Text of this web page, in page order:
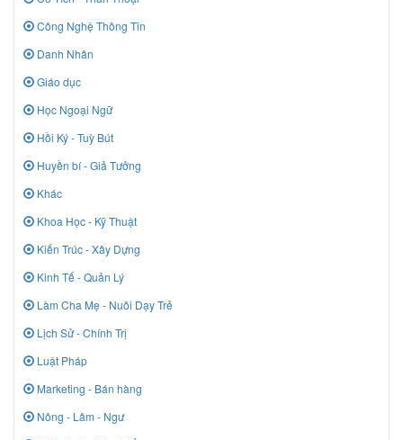
Công Nghệ Thông Tin
Danh Nhân
Giáo dục
Học Ngoại Ngữ
Hồi Ký - Tuỳ Bút
Huyền bí - Giả Tưởng
Khác
Khoa Học - Kỹ Thuật
Kiến Trúc - Xây Dựng
Kinh Tế - Quản Lý
Làm Cha Mẹ - Nuôi Dạy Trẻ
Lịch Sử - Chính Trị
Luật Pháp
Marketing - Bán hàng
Nông - Lâm - Ngư